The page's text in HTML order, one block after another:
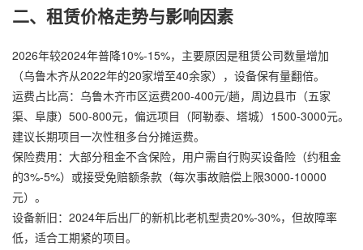
二、租赁价格走势与影响因素
2026年较2024年普降10%-15%，主要原因是租赁公司数量增加
（乌鲁木齐从2022年的20家增至40余家），设备保有量翻倍。
运费占比高：乌鲁木齐市区运费200-400元/趟，周边县市（五家
渠、阜康）500-800元，偏远项目（阿勒泰、塔城）1500-3000元。
建议长期项目一次性租多台分摊运费。
保险费用：大部分租金不含保险，用户需自行购买设备险（约租金
的3%-5%）或接受免赔额条款（每次事故赔偿上限3000-10000
元）。
设备新旧：2024年后出厂的新机比老机型贵20%-30%，但故障率
低，适合工期紧的项目。